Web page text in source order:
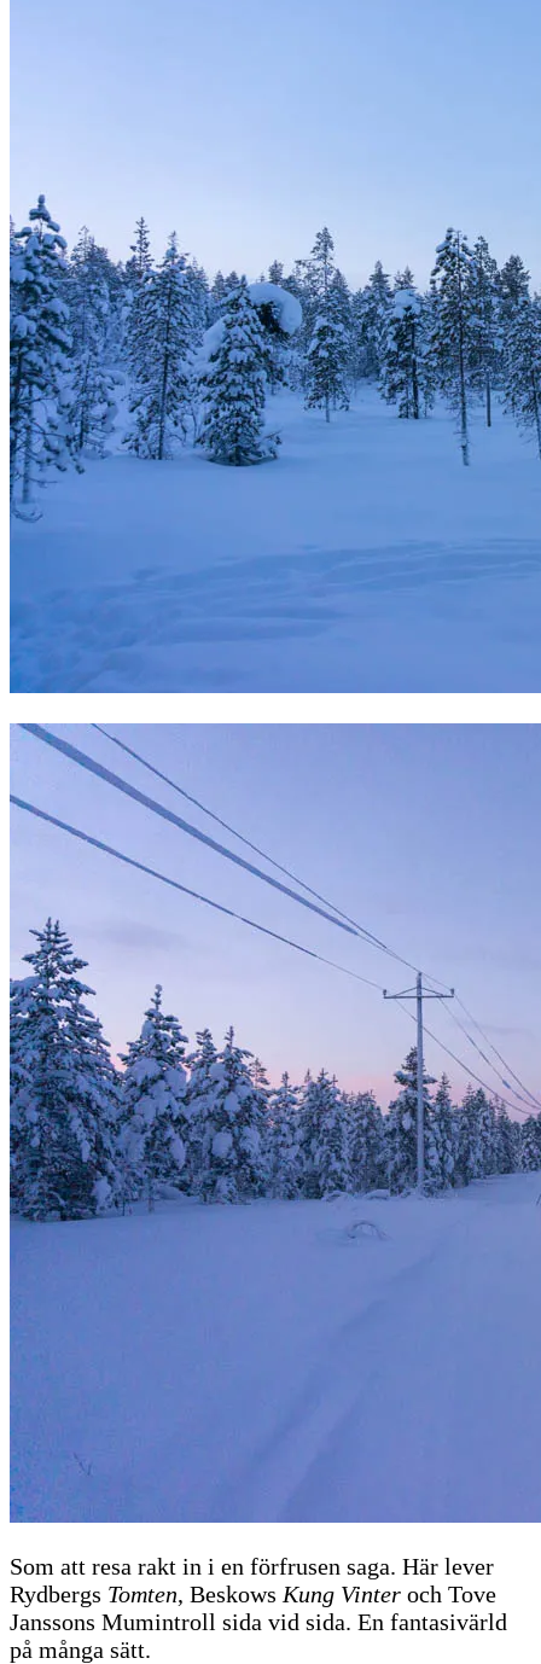
Som att resa rakt in i en förfrusen saga. Här lever
Rydbergs Tomten, Beskows Kung Vinter och Tove
Janssons Mumintroll sida vid sida. En fantasivärld
på många sätt.